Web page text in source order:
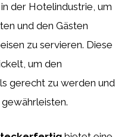
der Hotelindustrie, um
und den Gästen
zu servieren. Diese
um den
gerecht zu werden und